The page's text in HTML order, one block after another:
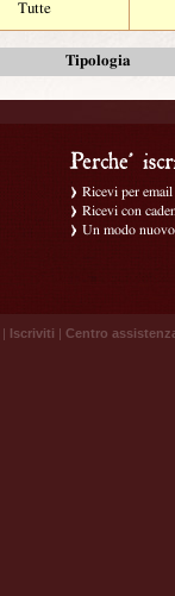
Tutte
Tipologia
Ricevi per
Ricevi con
Un modo
| Iscriviti | Centro